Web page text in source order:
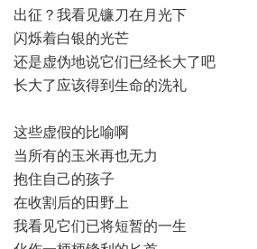
出征？我看见镰刀在月光下
闪烁着白银的光芒
还是虚伪地说它们已经长大了吧
长大了应该得到生命的洗礼
这些虚假的比喻啊
当所有的玉米再也无力
抱住自己的孩子
在收割后的田野上
我看见它们已将短暂的一生